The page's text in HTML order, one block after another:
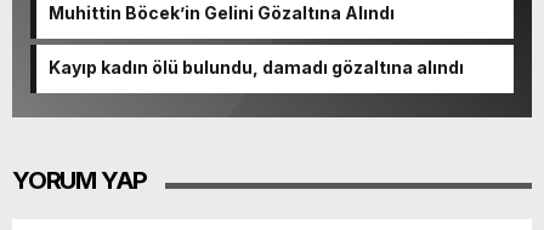
Muhittin Böcek’in Gelini Gözaltına Alındı
Kayıp kadın ölü bulundu, damadı gözaltına alındı
YORUM YAP